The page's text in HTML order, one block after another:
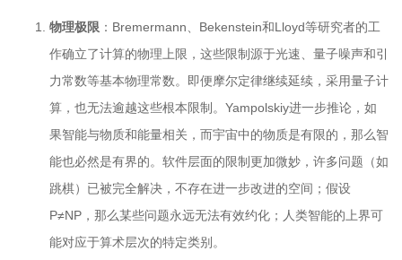
物理极限 ：Bremermann、Bekenstein和Lloyd等研究者的工
作确立了计算的物理上限，这些限制源于光速、量子噪声和引
力常数等基本物理常数。即便摩尔定律继续延续，采用量子计
算，也无法逾越这些根本限制。Yampolskiy进一步推论，如
果智能与物质和能量相关，而宇宙中的物质是有限的，那么智
能也必然是有界的。软件层面的限制更加微妙，许多问题（如
跳棋）已被完全解决，不存在进一步改进的空间；假设
P≠NP，那么某些问题永远无法有效约化；人类智能的上界可
能对应于算术层次的特定类别。